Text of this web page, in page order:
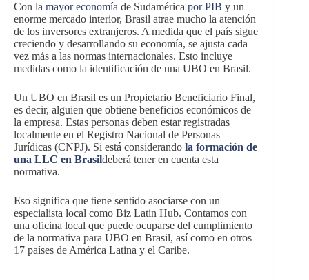
Con la mayor economía de Sudamérica por PIB y un
enorme mercado interior, Brasil atrae mucho la atención
de los inversores extranjeros. A medida que el país sigue
creciendo y desarrollando su economía, se ajusta cada
vez más a las normas internacionales. Esto incluye
medidas como la identificación de una UBO en Brasil.
Un UBO en Brasil es un Propietario Beneficiario Final,
es decir, alguien que obtiene beneficios económicos de
la empresa. Estas personas deben estar registradas
localmente en el Registro Nacional de Personas
Jurídicas (CNPJ). Si está considerando la formación de
una LLC en Brasildeberá tener en cuenta esta
normativa.
Eso significa que tiene sentido asociarse con un
especialista local como Biz Latin Hub. Contamos con
una oficina local que puede ocuparse del cumplimiento
de la normativa para UBO en Brasil, así como en otros
17 países de América Latina y el Caribe.